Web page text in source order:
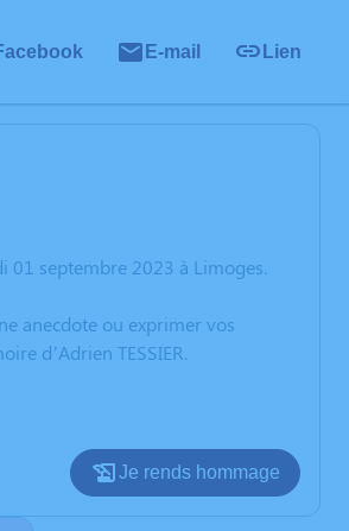
E-mail Lien
01 septembre 2023 à Limoges.
anecdote ou exprimer vos
d’Adrien TESSIER.
Je rends hommage